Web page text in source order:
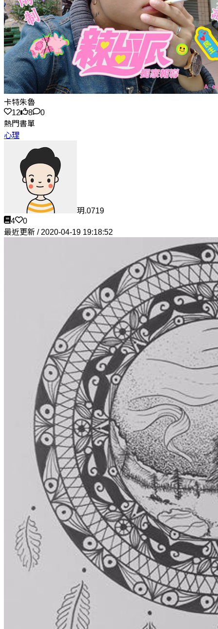
卡特朱魯
12
8
0
熱門書單
心理
玥.0719
4
0
最近更新 / 2020-04-19 19:18:52